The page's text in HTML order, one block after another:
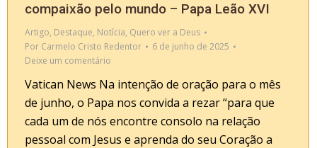
compaixão pelo mundo – Papa Leão XVI
Artigo, Destaque, Notícia, Quero ver a Deus
Por Carmelo Cristo Redentor
6 de junho de 2025
Deixe um comentário
Vatican News Na intenção de oração para o mês
de junho, o Papa nos convida a rezar “para que
cada um de nós encontre consolo na relação
pessoal com Jesus e aprenda do seu Coração a